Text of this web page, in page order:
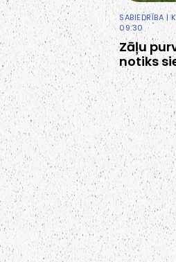
SABIEDRĪBA |
09:30
Zāļu
notiks